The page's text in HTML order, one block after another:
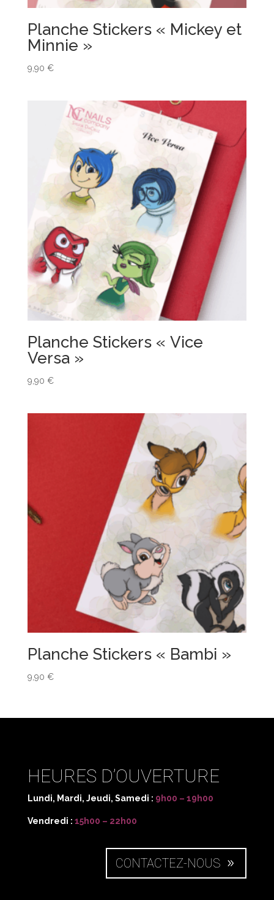
Planche Stickers « Mickey et
Minnie »
9,90 €
Planche Stickers « Vice
Versa »
9,90 €
Planche Stickers « Bambi »
9,90 €
HEURES D’OUVERTURE
Lundi, Mardi, Jeudi, Samedi : 9h00 – 19h00
Vendredi : 15h00 – 22h00
CONTACTEZ-NOUS